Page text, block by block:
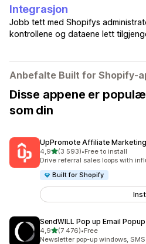
Integrasjon
Jobb tett med Shopifys
kontrollene og dataene lett
Anbefalte Built for Shopify-
Disse appene er
som din
UpPromote Affiliate Marketing
4,9av 5 stjerner
(3 593)
Totalt 3593 omtaler
•Free to install
Drive referral sales loops with
Built for Shopify
SendWILL Pop up Email Popup
4,9av 5 stjerner
(7 476)
Totalt 7476 omtaler
•Free
Newsletter pop-up windows,